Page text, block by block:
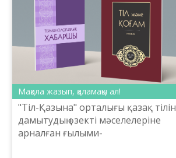
Мақала жазып, қаламақы ал!
"Тіл-Қазына" орталығы қазақ тілін
дамытудың өзекті мәселелеріне
арналған ғылыми-